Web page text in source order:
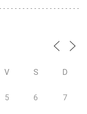
V S D
5 6 7